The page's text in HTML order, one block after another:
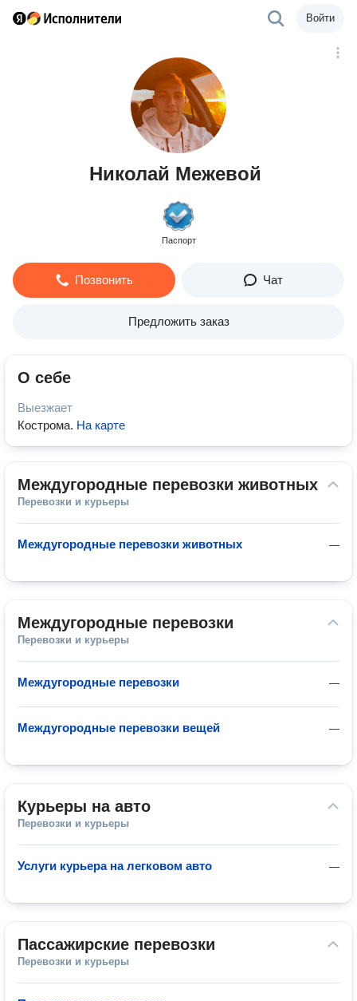
Войти
Николай Межевой
Паспорт
Позвонить Чат
Предложить заказ
О себе
Выезжает
Кострома. На карте
Междугородные перевозки животных
Перевозки и курьеры
—
Междугородные перевозки животных
Междугородные перевозки
Перевозки и курьеры
—
Междугородные перевозки
—
Междугородные перевозки вещей
Курьеры на авто
Перевозки и курьеры
—
Услуги курьера на легковом авто
Пассажирские перевозки
Перевозки и курьеры